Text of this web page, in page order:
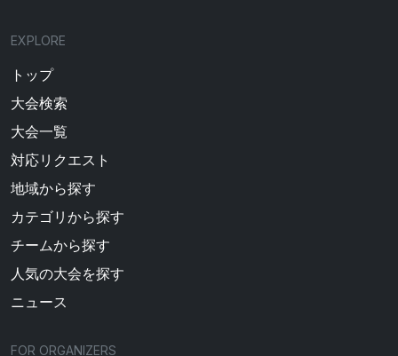
EXPLORE
トップ
大会検索
大会一覧
対応リクエスト
地域から探す
カテゴリから探す
チームから探す
人気の大会を探す
ニュース
FOR ORGANIZERS